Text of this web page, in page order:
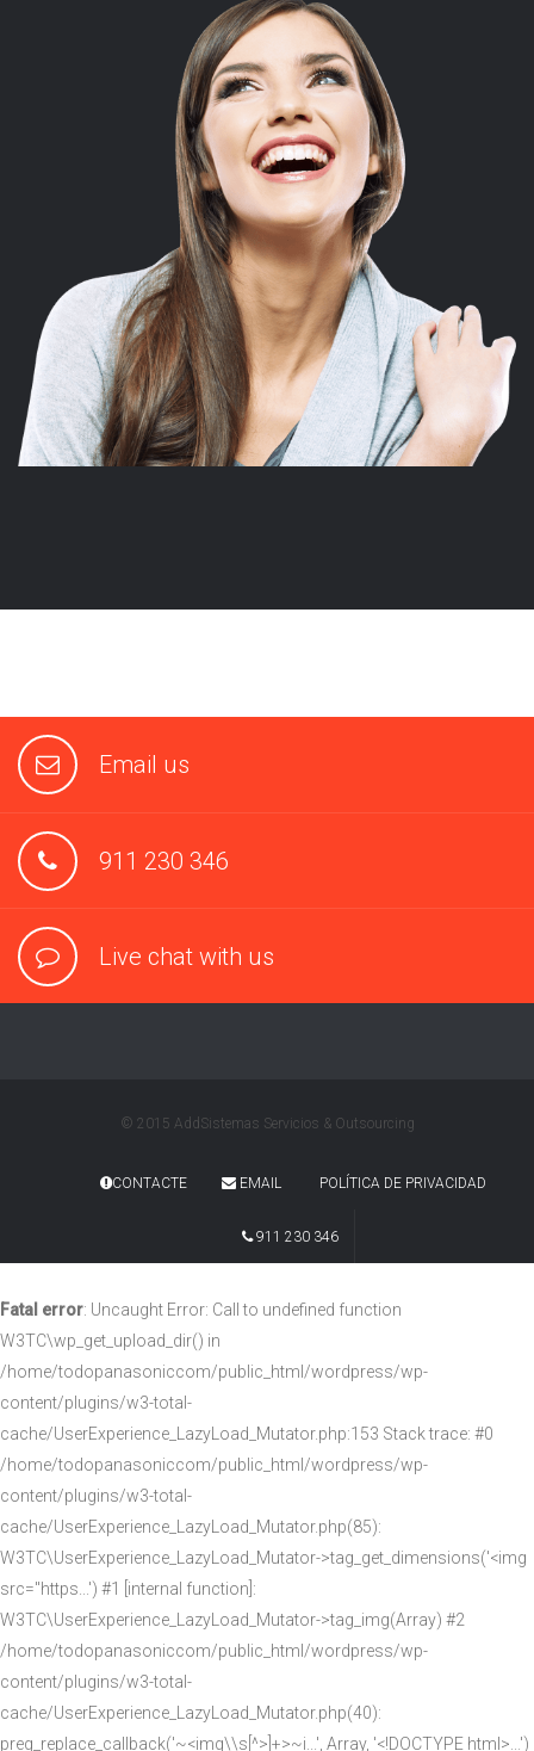
Email us
911 230 346
Live chat with us
© 2015 AddSistemas Servicios & Outsourcing
CONTACTE EMAIL POLÍTICA DE PRIVACIDAD
911 230 346
Fatal error: Uncaught Error: Call to undefined function
W3TC\wp_get_upload_dir() in
/home/todopanasoniccom/public_html/wordpress/wp-
content/plugins/w3-total-
cache/UserExperience_LazyLoad_Mutator.php:153 Stack trace: #0
/home/todopanasoniccom/public_html/wordpress/wp-
content/plugins/w3-total-
cache/UserExperience_LazyLoad_Mutator.php(85):
W3TC\UserExperience_LazyLoad_Mutator->tag_get_dimensions('<img
src="https...') #1 [internal function]:
W3TC\UserExperience_LazyLoad_Mutator->tag_img(Array) #2
/home/todopanasoniccom/public_html/wordpress/wp-
content/plugins/w3-total-
cache/UserExperience_LazyLoad_Mutator.php(40):
preg_replace_callback('~<img\\s[^>]+>~i...', Array, '<!DOCTYPE html>...')